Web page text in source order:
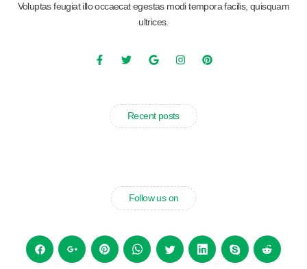
Voluptas feugiat illo occaecat egestas modi tempora facilis, quisquam
ultrices.
Recent posts
Follow us on